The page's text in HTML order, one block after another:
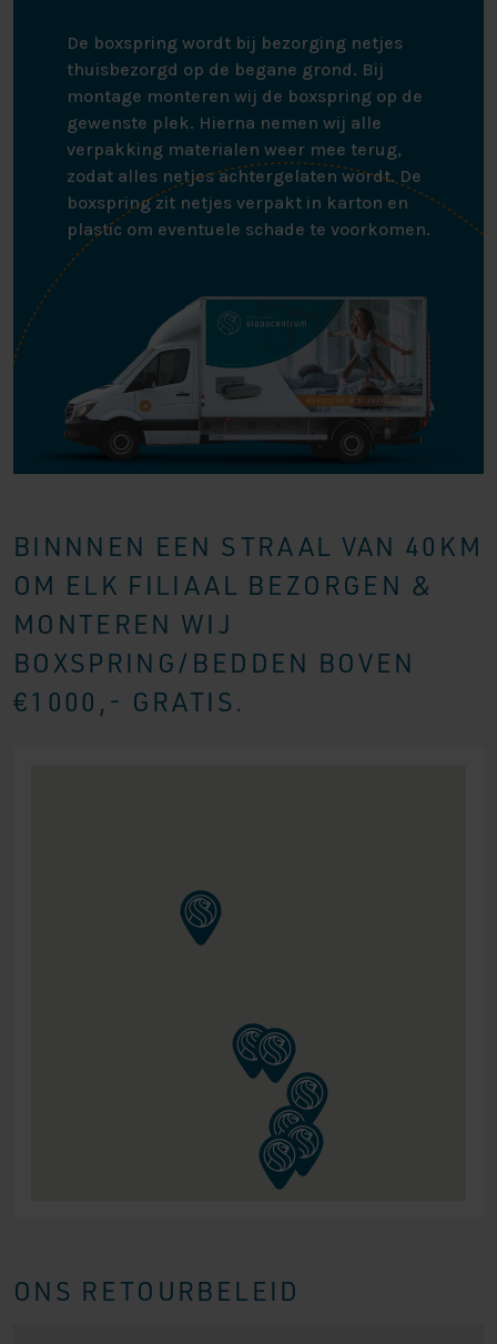
De boxspring wordt bij bezorging netjes
thuisbezorgd op de begane grond. Bij
montage monteren wij de boxspring op de
gewenste plek. Hierna nemen wij alle
verpakking materialen weer mee terug,
zodat alles netjes achtergelaten wordt. De
boxspring zit netjes verpakt in karton en
plastic om eventuele schade te voorkomen.
BINNNEN EEN STRAAL VAN 40KM
OM ELK FILIAAL BEZORGEN &
MONTEREN WIJ
BOXSPRING/BEDDEN BOVEN
€1000,- GRATIS.
ONS RETOURBELEID